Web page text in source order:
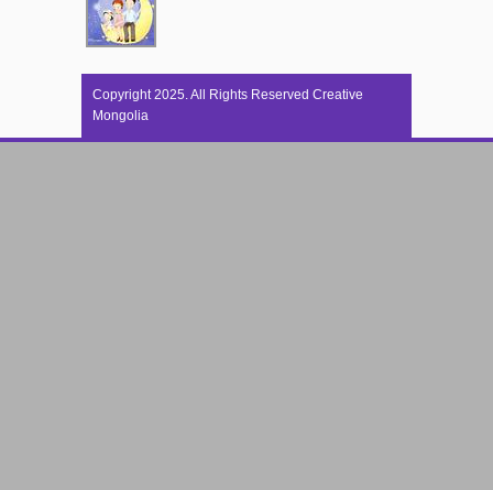
Copyright 2025. All Rights Reserved Creative
Mongolia